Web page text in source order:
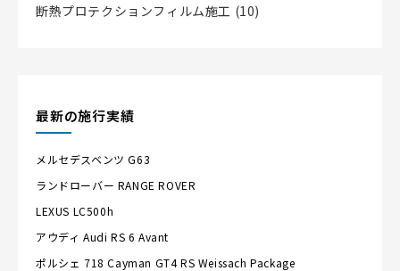
断熱プロテクションフィルム施工 (10)
最新の施行実績
メルセデスベンツ G63
ランドローバー RANGE ROVER
LEXUS LC500h
アウディ Audi RS 6 Avant
ポルシェ 718 Cayman GT4 RS Weissach Package